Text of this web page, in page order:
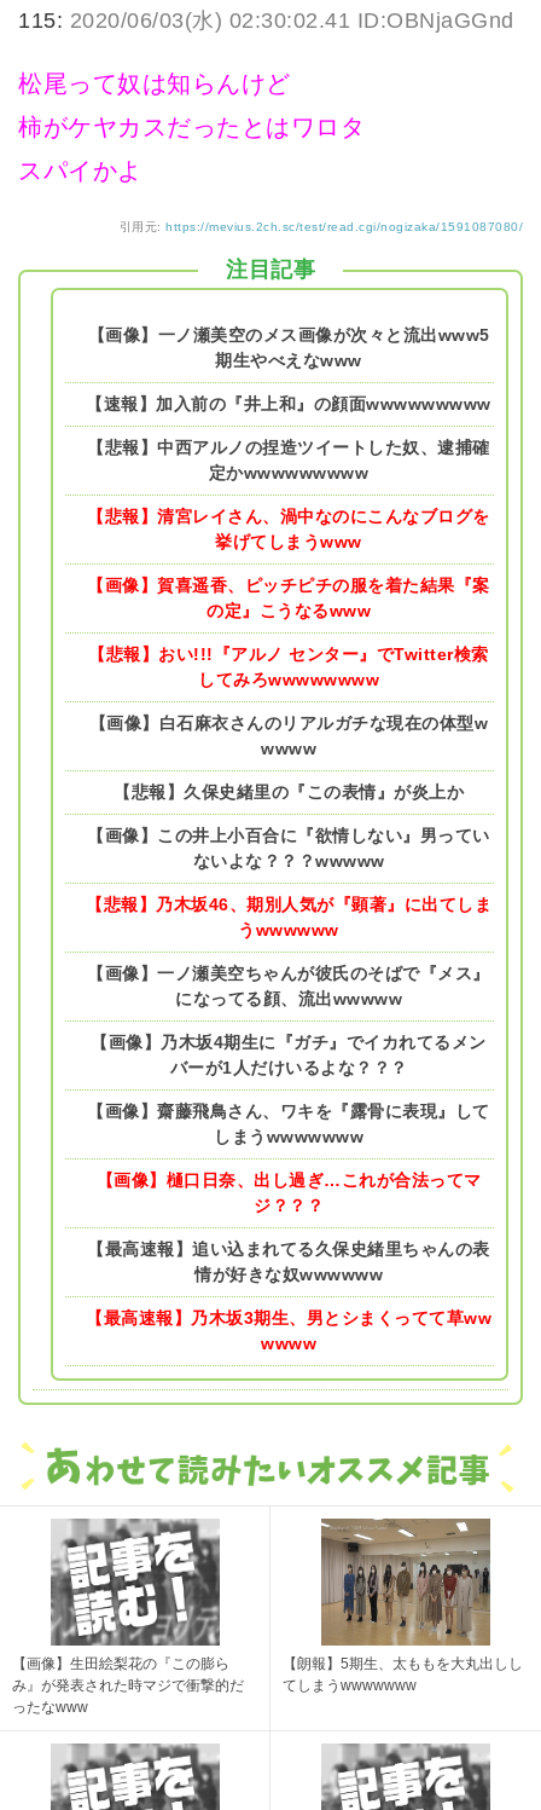
115: 2020/06/03(水) 02:30:02.41 ID:OBNjaGGnd
松尾って奴は知らんけど
柿がケヤカスだったとはワロタ
スパイかよ
引用元: https://mevius.2ch.sc/test/read.cgi/nogizaka/1591087080/
注目記事
【画像】一ノ瀬美空のメス画像が次々と流出www5
期生やべえなwww
【速報】加入前の『井上和』の顔面wwwwwwwww
【悲報】中西アルノの捏造ツイートした奴、逮捕確
定かwwwwwwwww
【悲報】清宮レイさん、渦中なのにこんなブログを
挙げてしまうwww
【画像】賀喜遥香、ピッチピチの服を着た結果『案
の定』こうなるwww
【悲報】おい!!!『アルノ センター』でTwitter検索
してみろwwwwwwww
【画像】白石麻衣さんのリアルガチな現在の体型w
wwww
【悲報】久保史緒里の『この表情』が炎上か
【画像】この井上小百合に『欲情しない』男ってい
ないよな？？？wwwww
【悲報】乃木坂46、期別人気が『顕著』に出てしま
うwwwwww
【画像】一ノ瀬美空ちゃんが彼氏のそばで『メス』
になってる顔、流出wwwww
【画像】乃木坂4期生に『ガチ』でイカれてるメン
バーが1人だけいるよな？？？
【画像】齋藤飛鳥さん、ワキを『露骨に表現』して
しまうwwwwwww
【画像】樋口日奈、出し過ぎ…これが合法ってマ
ジ？？？
【最高速報】追い込まれてる久保史緒里ちゃんの表
情が好きな奴wwwwww
【最高速報】乃木坂3期生、男とシまくってて草ww
wwww
【画像】生田絵梨花の『この膨ら
み』が発表された時マジで衝撃的だ
ったなwww
【朗報】5期生、太ももを大丸出しし
てしまうwwwwwww